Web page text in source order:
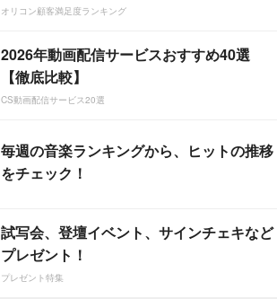
オリコン顧客満足度ランキング
2026年動画配信サービスおすすめ40選
【徹底比較】
CS動画配信サービス20選
毎週の音楽ランキングから、ヒットの推移
をチェック！
試写会、登壇イベント、サインチェキなど
プレゼント！
プレゼント特集